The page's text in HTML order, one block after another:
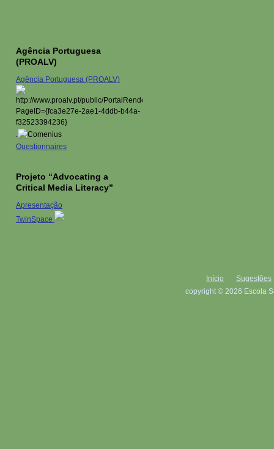
Agência Portuguesa
(PROALV)
Agência Portuguesa (PROALV)
.
Questionnaires
Projeto “Advocating a
Critical Media Literacy”
Apresentação
TwinSpace
Início
Sugestões
copyright © 2026 Escola